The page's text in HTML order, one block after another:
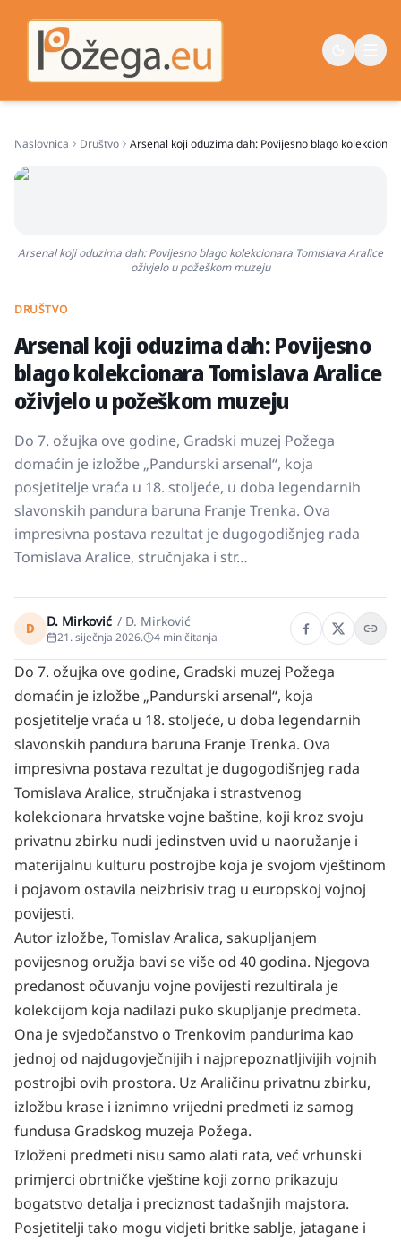
Sport
Naslovnica Društvo Arsenal koji oduzima dah: Povijesno blago
Arsenal koji oduzima dah: Povijesno blago kolekcionara Tomislava Aralice
oživjelo u požeškom muzeju
DRUŠTVO
Arsenal koji oduzima dah: Povijesno
blago kolekcionara Tomislava Aralice
oživjelo u požeškom muzeju
Do 7. ožujka ove godine, Gradski muzej Požega
domaćin je izložbe „Pandurski arsenal“, koja
posjetitelje vraća u 18. stoljeće, u doba legendarnih
slavonskih pandura baruna Franje Trenka. Ova
impresivna postava rezultat je dugogodišnjeg rada
Tomislava Aralice, stručnjaka i str…
D D. Mirković / D. Mirković
21. siječnja 2026. 4 min čitanja
Do 7. ožujka ove godine, Gradski muzej Požega
domaćin je izložbe „Pandurski arsenal“, koja
posjetitelje vraća u 18. stoljeće, u doba legendarnih
slavonskih pandura baruna Franje Trenka. Ova
impresivna postava rezultat je dugogodišnjeg rada
Tomislava Aralice, stručnjaka i strastvenog
kolekcionara hrvatske vojne baštine, koji kroz svoju
privatnu zbirku nudi jedinstven uvid u naoružanje i
materijalnu kulturu postrojbe koja je svojom vještinom
i pojavom ostavila neizbrisiv trag u europskoj vojnoj
povijesti.
Autor izložbe, Tomislav Aralica, sakupljanjem
povijesnog oružja bavi se više od 40 godina. Njegova
predanost očuvanju vojne povijesti rezultirala je
kolekcijom koja nadilazi puko skupljanje predmeta.
Ona je svjedočanstvo o Trenkovim pandurima kao
jednoj od najdugovječnijih i najprepoznatljivijih vojnih
postrojbi ovih prostora. Uz Araličinu privatnu zbirku,
izložbu krase i iznimno vrijedni predmeti iz samog
fundusa Gradskog muzeja Požega.
Izloženi predmeti nisu samo alati rata, već vrhunski
primjerci obrtničke vještine koji zorno prikazuju
bogatstvo detalja i preciznost tadašnjih majstora.
Posjetitelji tako mogu vidjeti britke sablje, jatagane i